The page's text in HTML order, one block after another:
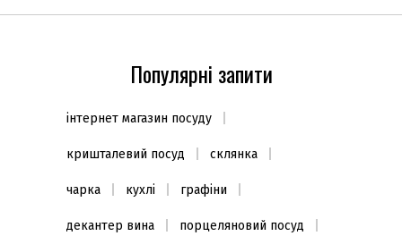
5 предметів (1)
Чорний (1)
Популярні запити
інтернет магазин посуду
кришталевий посуд склянка
чарка кухлі графіни
декантер вина порцеляновий посуд